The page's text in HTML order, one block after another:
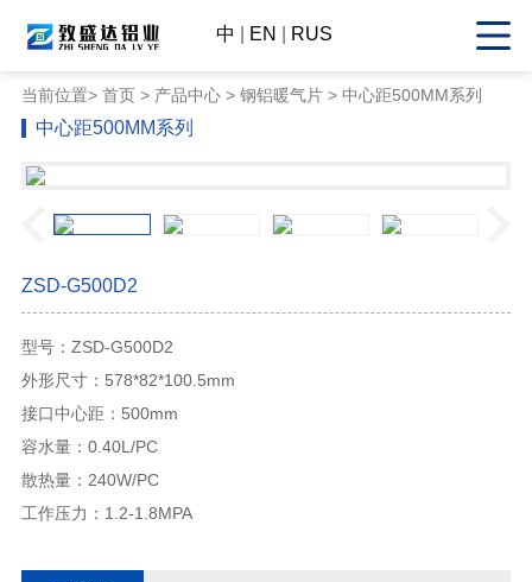
中 EN RUS
当前位置> 首页> 产品中心> 钢铝暖气片 > 中心距500MM系列
中心距500MM系列
ZSD-G500D2
型号：ZSD-G500D2
外形尺寸：578*82*100.5mm
接口中心距：500mm
容水量：0.40L/PC
散热量：240W/PC
工作压力：1.2-1.8MPA